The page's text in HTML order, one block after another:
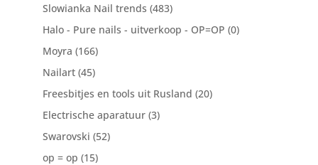
Slowianka Nail trends (483)
Halo - Pure nails - uitverkoop - OP=OP (0)
Moyra (166)
Nailart (45)
Freesbitjes en tools uit Rusland (20)
Electrische aparatuur (3)
Swarovski (52)
op = op (15)